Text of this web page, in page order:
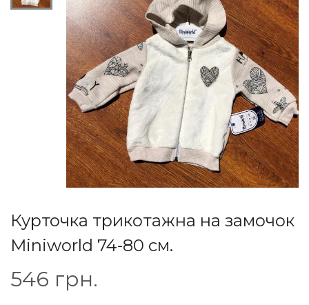
Курточка трикотажна на замочок
Miniworld 74-80 см.
546 грн.